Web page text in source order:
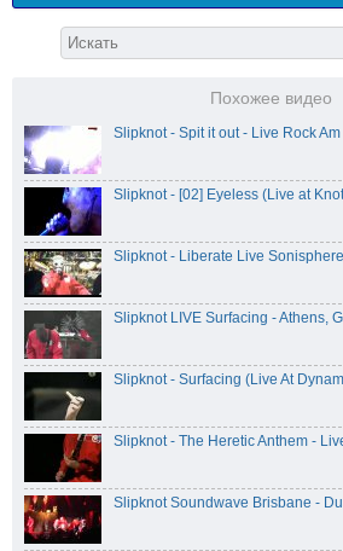
Похожее видео
Slipknot - Spit it out - Live Rock
Slipknot - [02] Eyeless (Live at
Slipknot - Liberate Live
Slipknot LIVE Surfacing - Athens,
Slipknot - Surfacing (Live At
Slipknot - The Heretic Anthem -
Slipknot Soundwave Brisbane -